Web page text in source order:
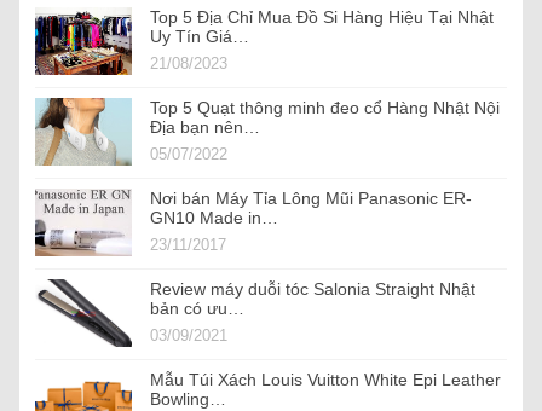
Top 5 Địa Chỉ Mua Đồ Si Hàng Hiệu Tại Nhật
Uy Tín Giá…
21/08/2023
Top 5 Quạt thông minh đeo cổ Hàng Nhật Nội
Địa bạn nên…
05/07/2022
Nơi bán Máy Tỉa Lông Mũi Panasonic ER-
GN10 Made in…
23/11/2017
Review máy duỗi tóc Salonia Straight Nhật
bản có ưu…
03/09/2021
Mẫu Túi Xách Louis Vuitton White Epi Leather
Bowling…